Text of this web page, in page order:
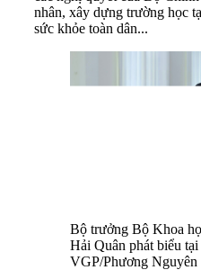
nhân, xây dựng trường học
sức khỏe toàn dân...
Bộ trưởng Bộ Khoa
Hải Quân phát biểu
VGP/Phương Nguyên